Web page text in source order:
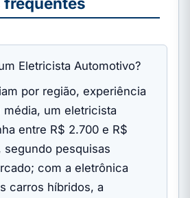
Eletricista Automotivo?
por região, experiência
média, um eletricista
entre R$ 2.700 e R$
segundo pesquisas
com a eletrônica
carros híbridos, a